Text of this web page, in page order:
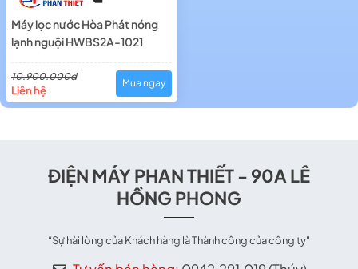
Máy lọc nước Hòa Phát nóng
lạnh nguội HWBS2A-1021
Mua ngay
10.900.000đ
Liên hệ
ĐIỆN MÁY PHAN THIẾT - 90A LÊ
HỒNG PHONG
“Sự hài lòng của Khách hàng là Thành công của công ty"